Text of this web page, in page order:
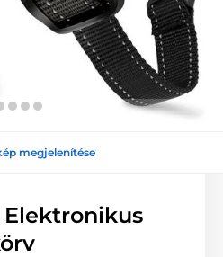
megjelenítése
Elektronikus